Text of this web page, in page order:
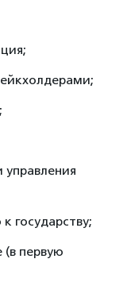
управления
государству;
(в первую